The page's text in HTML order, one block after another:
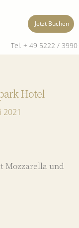
Jetzt Buchen
Tel. + 49 5222 / 3990
Hotel
2021
Mozzarella und